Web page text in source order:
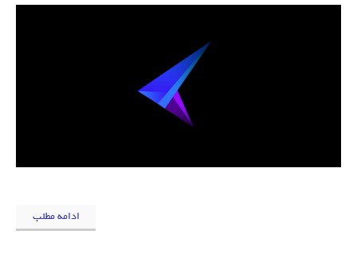
ادامه مطلب